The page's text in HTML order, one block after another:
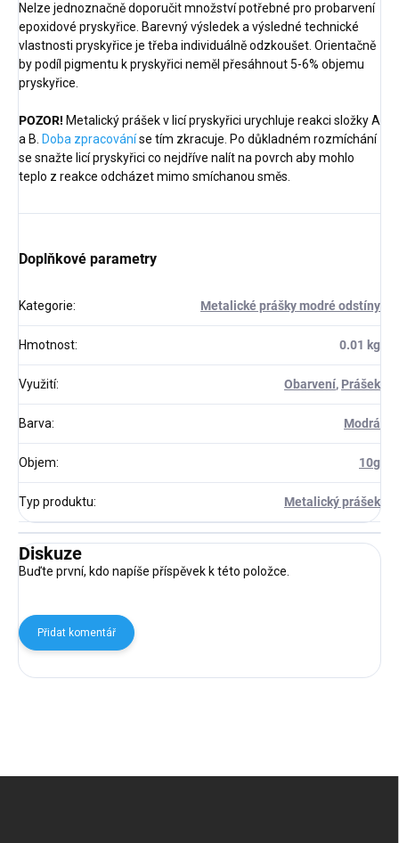
Nelze jednoznačně doporučit množství potřebné pro probarvení
epoxidové pryskyřice. Barevný výsledek a výsledné technické
vlastnosti pryskyřice je třeba individuálně odzkoušet. Orientačně
by podíl pigmentu k pryskyřici neměl přesáhnout 5-6% objemu
pryskyřice.
POZOR! Metalický prášek v licí pryskyřici urychluje reakci složky A
a B. Doba zpracováníse tím zkracuje. Po důkladném rozmíchání
se snažte licí pryskyřici co nejdříve nalít na povrch aby mohlo
teplo z reakce odcházet mimo smíchanou směs.
Doplňkové parametry
Kategorie: Metalické prášky modré odstíny
Hmotnost: 0.01 kg
Využití: Obarvení, Prášek
Barva: Modrá
Objem: 10g
Typ produktu: Metalický prášek
Diskuze
Buďte první, kdo napíše příspěvek k této položce.
Přidat komentář